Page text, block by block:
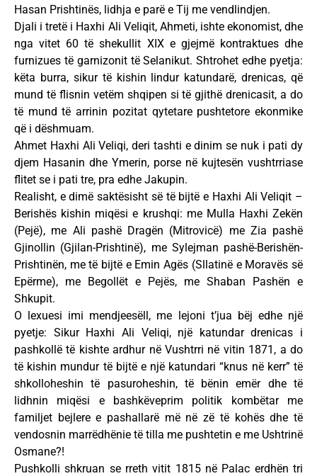
Hasan Prishtinës, lidhja e parë e Tij me vendlindjen.
Djali i tretë i Haxhi Ali Veliqit, Ahmeti, ishte ekonomist, dhe
nga vitet 60 të shekullit XIX e gjejmë kontraktues dhe
furnizues të garnizonit të Selanikut. Shtrohet edhe pyetja:
këta burra, sikur të kishin lindur katundarë, drenicas, që
mund të flisnin vetëm shqipen si të gjithë drenicasit, a do
të mund të arrinin pozitat qytetare pushtetore ekonmike
që i dëshmuam.
Ahmet Haxhi Ali Veliqi, deri tashti e dinim se nuk i pati dy
djem Hasanin dhe Ymerin, porse në kujtesën vushtrriase
flitet se i pati tre, pra edhe Jakupin.
Realisht, e dimë saktësisht së të bijtë e Haxhi Ali Veliqit –
Berishës kishin miqësi e krushqi: me Mulla Haxhi Zekën
(Pejë), me Ali pashë Dragën (Mitrovicë) me Zia pashë
Gjinollin (Gjilan-Prishtinë), me Sylejman pashë-Berishën-
Prishtinën, me të bijtë e Emin Agës (Sllatinë e Moravës së
Epërme), me Begollët e Pejës, me Shaban Pashën e
Shkupit.
O lexuesi imi mendjeesëll, me lejoni t’jua bëj edhe një
pyetje: Sikur Haxhi Ali Veliqi, një katundar drenicas i
pashkollë të kishte ardhur në Vushtrri në vitin 1871, a do
të kishin mundur të bijtë e një katundari “knus në kerr” të
shkolloheshin të pasuroheshin, të bënin emër dhe të
lidhnin miqësi e bashkëveprim politik kombëtar me
familjet bejlere e pashallarë më në zë të kohës dhe të
vendosnin marrëdhënie të tilla me pushtetin e me Ushtrinë
Osmane?!
Pushkolli shkruan se rreth vitit 1815 në Palac erdhën tri